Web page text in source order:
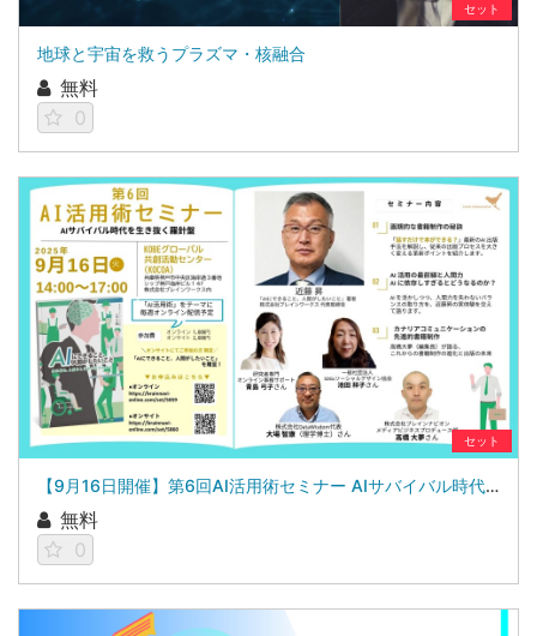
セット
地球と宇宙を救うプラズマ・核融合
無料
0
セット
【9月16日開催】第6回AI活用術セミナー AIサバイバル時代を生き抜く羅針盤
無料
0